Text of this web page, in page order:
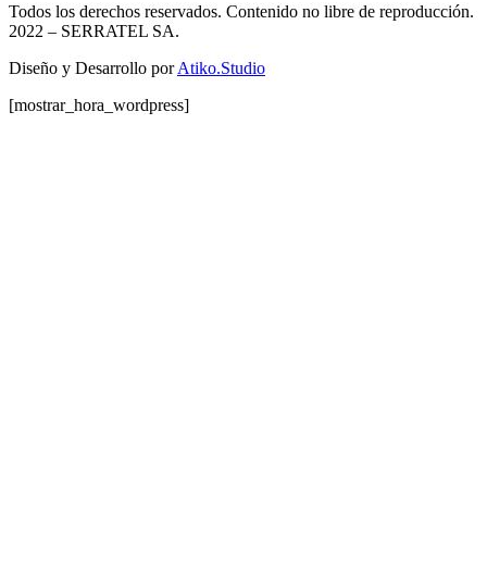
Todos los derechos reservados. Contenido no libre de reproducción.
2022 – SERRATEL SA.
Diseño y Desarrollo porAtiko.Studio
[mostrar_hora_wordpress]